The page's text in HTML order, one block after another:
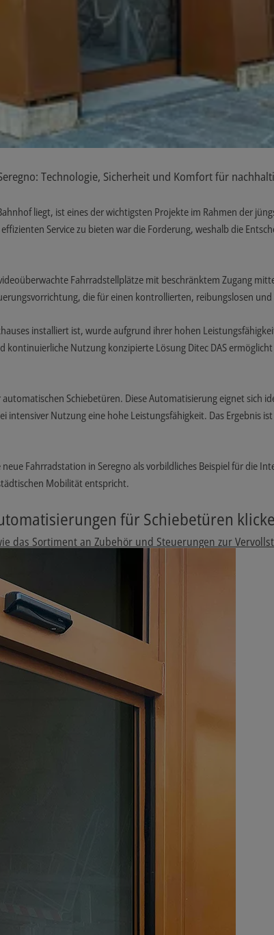
Technologie, Sicherheit und Komfort für
liegt, ist eines der wichtigsten Projekte im Rahmen der
Service zu bieten war die Forderung, weshalb die
Fahrradstellplätze mit beschränktem Zugang
die für einen kontrollierten, reibungslosen
installiert ist, wurde aufgrund ihrer hohen
Nutzung konzipierte Lösung Ditec DAS
Schiebetüren. Diese Automatisierung eignet sich
Nutzung eine hohe Leistungsfähigkeit. Das Ergebnis
Fahrradstation in Seregno als vorbildliches Beispiel für die
Mobilität entspricht.
für Schiebetüren
Sortiment an Zubehör und Steuerungen zur